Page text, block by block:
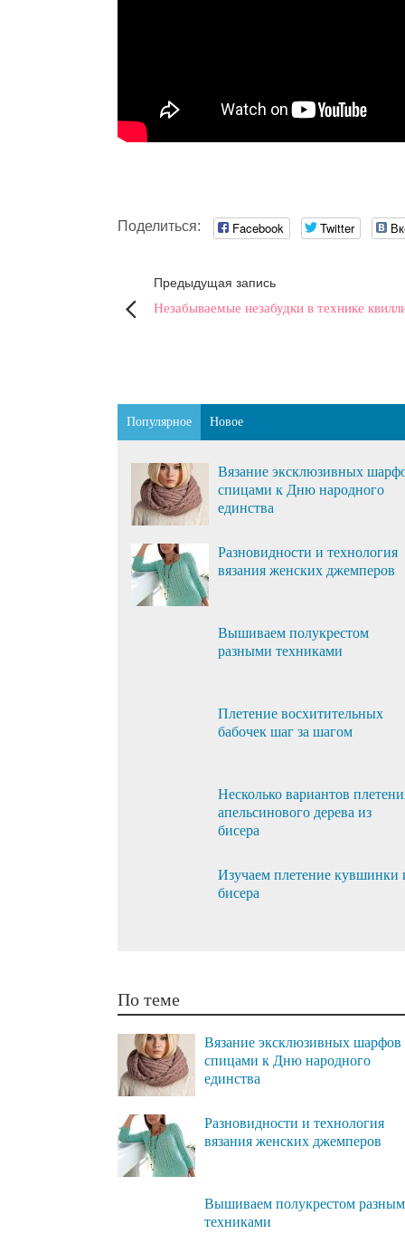
Поделиться: Facebook Twitter
Предыдущая запись
Незабываемые незабудки в технике
Популярное Новое
Вязание эксклюзивных
спицами к Дню народного
единства
Разновидности и технология
вязания женских джемперов
Вышиваем полукрестом
разными техниками
Плетение восхитительных
бабочек шаг за шагом
Несколько вариантов
апельсинового дерева из
бисера
Изучаем плетение кувшинки
бисера
По теме
Вязание эксклюзивных шарфов
спицами к Дню народного
единства
Разновидности и технология
вязания женских джемперов
Вышиваем полукрестом
техниками